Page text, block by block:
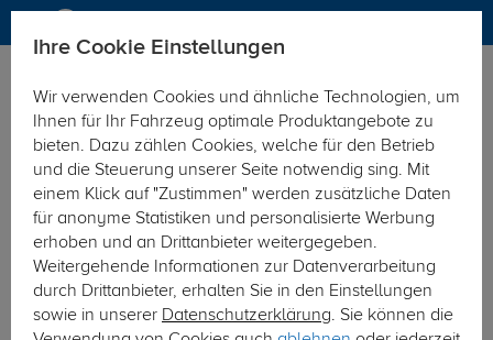
Hier geht's zur Fahrzeugübersicht: VW T6
Ihre Cookie Einstellungen
Wir verwenden Cookies und ähnliche Technologien, um
Ihnen für Ihr Fahrzeug optimale Produktangebote zu
bieten. Dazu zählen Cookies, welche für den Betrieb
und die Steuerung unserer Seite notwendig sing. Mit
einem Klick auf "Zustimmen" werden zusätzliche Daten
für anonyme Statistiken und personalisierte Werbung
erhoben und an Drittanbieter weitergegeben.
Weitergehende Informationen zur Datenverarbeitung
durch Drittanbieter, erhalten Sie in den Einstellungen
sowie in unserer Datenschutzerklärung. Sie können die